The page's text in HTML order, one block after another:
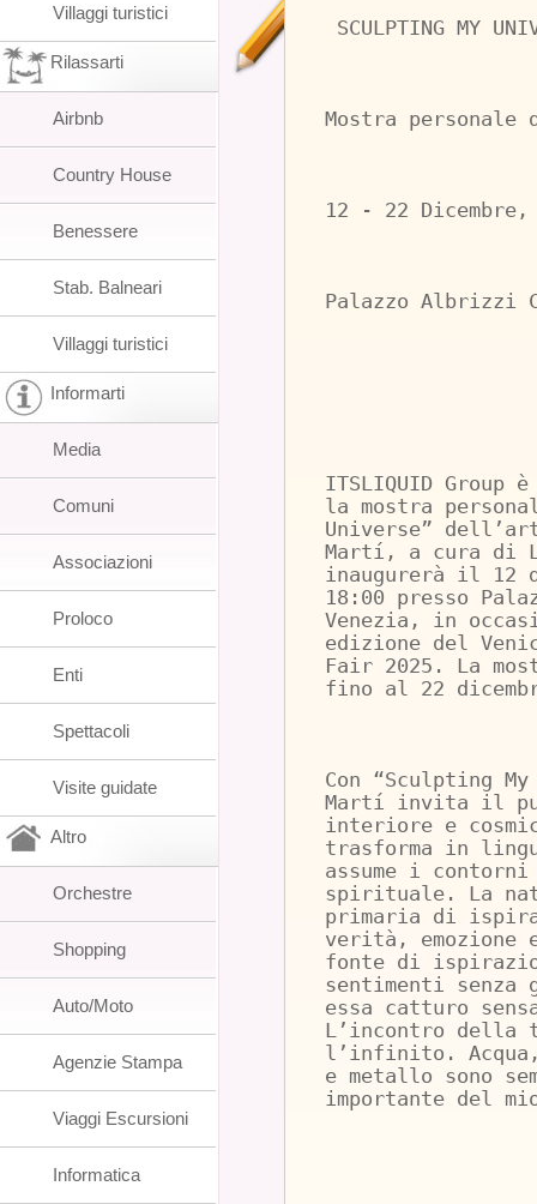
SCULPTING MY
Mostra
12 - 22 Dicembre,
Palazzo Albrizzi
ITSLIQUID
la mostra
Universe”
Martí, a cura di
inaugurerà il 12
18:00 presso
Venezia, in
edizione del
Fair 2025. La
fino al 22
Con “Sculpting
Martí invita il
interiore e
trasforma in
assume i
spirituale. La
primaria di
verità, emozione
fonte di
sentimenti
essa catturo
L’incontro della
l’infinito.
e metallo sono
importante del
Villaggi turistici
Rilassarti
Airbnb
Country House
Benessere
Stab. Balneari
Villaggi turistici
Informarti
Media
Comuni
Associazioni
Proloco
Enti
Spettacoli
Visite guidate
Altro
Orchestre
Shopping
Auto/Moto
Agenzie Stampa
Viaggi Escursioni
Informatica